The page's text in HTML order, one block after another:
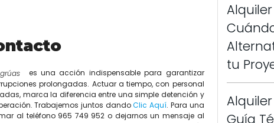
es una acción indispensable para garantizar
prolongadas. Actuar a tiempo, con personal
marca la diferencia entre una simple detención y
Trabajemos juntos dandoClic Aquí. Para una
al teléfono 965 749 952 o dejarnos un mensaje al
tu
Guía